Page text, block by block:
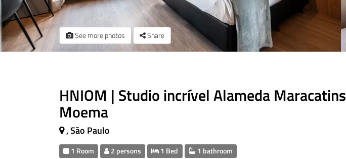
See more photos Share
HNIOM | Studio incrível Alameda Maracatins
Moema
, São Paulo
1 Room 2 persons 1 Bed 1 bathroom